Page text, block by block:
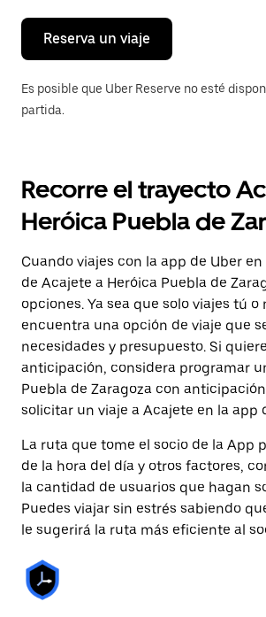
Reserva un viaje
Es posible que Uber Reserve no esté
partida.
Recorre el trayecto
Heróica Puebla de
Cuando viajes con la app de Uber
de Acajete a Heróica Puebla de
opciones. Ya sea que solo viajes tú o
encuentra una opción de viaje que
necesidades y presupuesto. Si
anticipación, considera programar
Puebla de Zaragoza con
solicitar un viaje a Acajete en la app
La ruta que tome el socio de la App
de la hora del día y otros factores,
la cantidad de usuarios que hagan
Puedes viajar sin estrés sabiendo
le sugerirá la ruta más eficiente al